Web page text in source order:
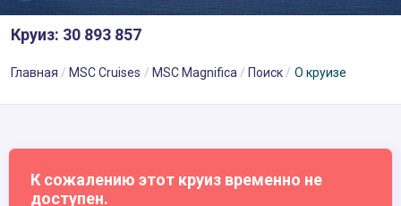
Круиз: 30 893 857
Главная MSC Cruises MSC Magnifica Поиск О круизе
К сожалению этот круиз временно не
доступен.